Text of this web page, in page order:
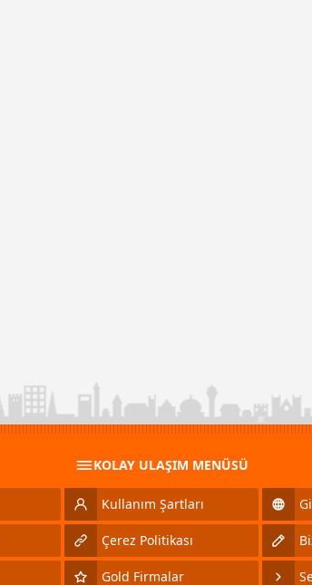
KOLAY ULAŞIM MENÜSÜ
Kullanım Şartları
Çerez Politikası
Gold Firmalar